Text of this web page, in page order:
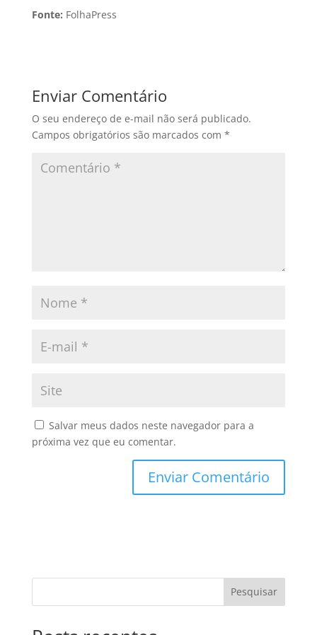
Fonte: FolhaPress
Enviar Comentário
O seu endereço de e-mail não será publicado.
Campos obrigatórios são marcados com *
Salvar meus dados neste navegador para a
próxima vez que eu comentar.
Pesquisar